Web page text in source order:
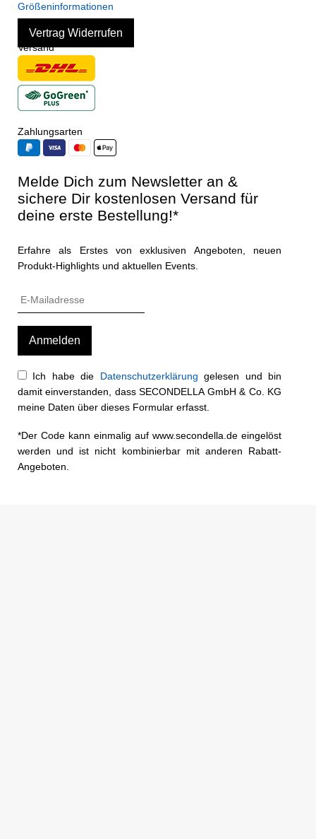
Größeninformationen
Vertrag Widerrufen
Versand
Zahlungsarten
Melde Dich zum Newsletter an &
sichere Dir kostenlosen Versand für
deine erste Bestellung!*
Erfahre als Erstes von exklusiven Angeboten, neuen
Produkt-Highlights und aktuellen Events.
Ich habe die Datenschutzerklärung gelesen und bin
damit einverstanden, dass SECONDELLA GmbH & Co. KG
meine Daten über dieses Formular erfasst.
*Der Code kann einmalig auf www.secondella.de eingelöst
werden und ist nicht kombinierbar mit anderen Rabatt-
Angeboten.